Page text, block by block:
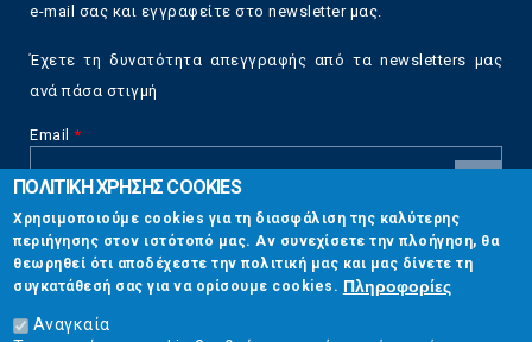
e-mail σας και εγγραφείτε στο newsletter μας.
Έχετε τη δυνατότητα απεγγραφής από τα newsletters μας
ανά πάσα στιγμή
Email *
CAPTCHA
This
question is
for testing
whether or
not you are a
Επικοινωνία
Στουρνάρη 17, Αθήνα 10683
ΠΟΛΙΤΙΚΗ ΧΡΗΣΗΣ COOKIES
Χρησιμοποιούμε cookies για τη διασφάλιση της καλύτερης
περιήγησης στον ιστότοπό μας. Αν συνεχίσετε την πλοήγηση, θα
θεωρηθεί ότι αποδέχεστε την πολιτική μας και μας δίνετε τη
συγκατάθεσή σας για να ορίσουμε cookies. Πληροφορίες
Αναγκαία